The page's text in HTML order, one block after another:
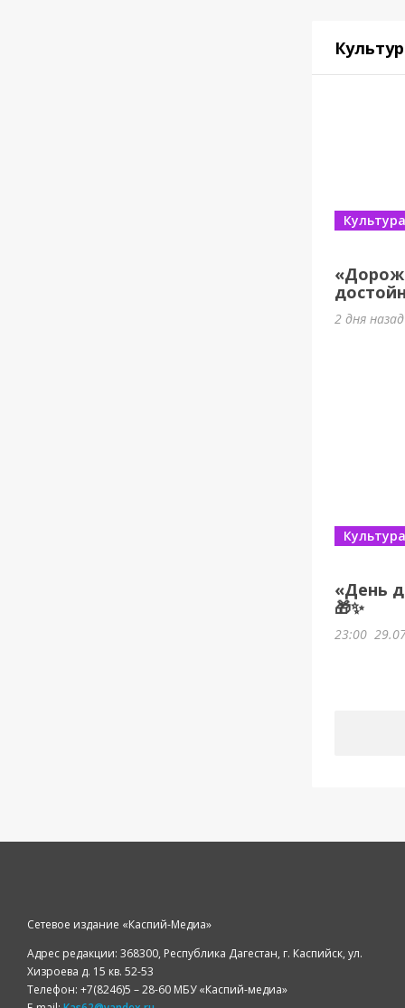
Культура
2 дня
«День
🎁✨
Культура
23:00
Сетевое издание «Каспий-Медиа»
Адрес редакции: 368300, Республика Дагестан, г. Каспийск, ул.
Хизроева д. 15 кв. 52-53
Телефон: +7(8246)5 – 28-60 МБУ «Каспий-медиа»